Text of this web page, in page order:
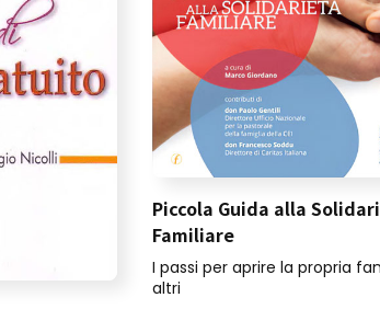
Piccola Guida alla
Familiare
I passi per aprire la propria
altri